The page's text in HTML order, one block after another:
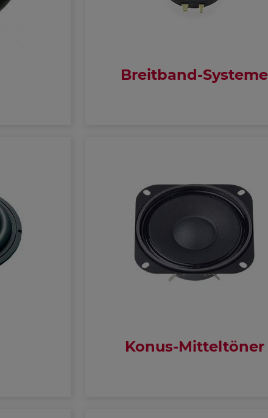
Breitband-Systeme
Konus-Mitteltöner